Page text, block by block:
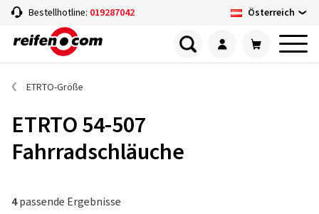
Bestellhotline: 019287042 Österreich
ETRTO-Größe
ETRTO 54-507
Fahrradschläuche
4passende Ergebnisse